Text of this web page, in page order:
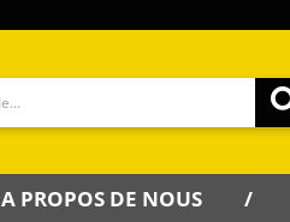
A PROPOS DE NOUS